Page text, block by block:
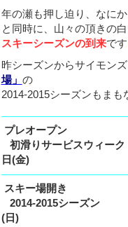
年の瀬も押し迫り、なに
と同時に、山々の頂きの
スキーシーズンの到来です
昨シーズンからサイモン
場」 の
2014-2015シーズンもまも
プレオープン
初滑りサービ
日(金)
スキー場開き
2014-2015シ
(日)